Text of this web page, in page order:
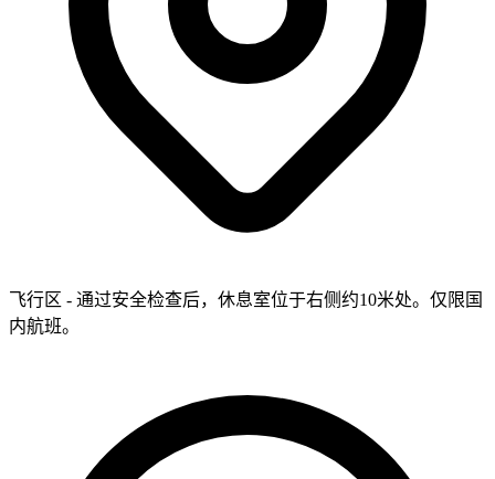
飞行区 - 通过安全检查后，休息室位于右侧约10米处。仅限国
内航班。